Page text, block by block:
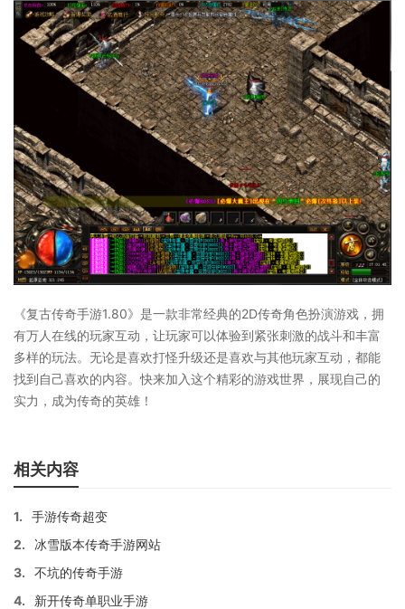
《复古传奇手游1.80》是一款非常经典的2D传奇角色扮演游戏，拥
有万人在线的玩家互动，让玩家可以体验到紧张刺激的战斗和丰富
多样的玩法。无论是喜欢打怪升级还是喜欢与其他玩家互动，都能
找到自己喜欢的内容。快来加入这个精彩的游戏世界，展现自己的
实力，成为传奇的英雄！
相关内容
1.
手游传奇超变
2.
冰雪版本传奇手游网站
3.
不坑的传奇手游
4.
新开传奇单职业手游